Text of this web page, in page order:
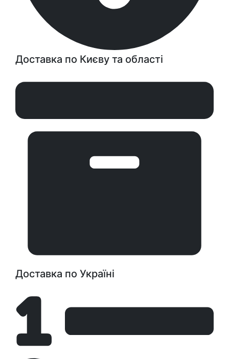
Доставка по Києву та області
Доставка по Україні